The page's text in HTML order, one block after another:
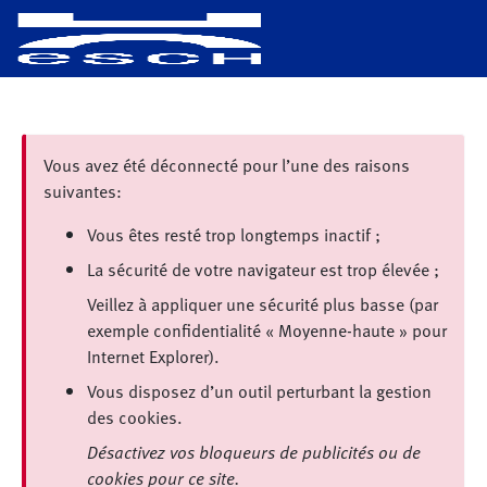
Vous avez été déconnecté pour l’une des raisons
suivantes:
Vous êtes resté trop longtemps inactif ;
La sécurité de votre navigateur est trop élevée ;
Veillez à appliquer une sécurité plus basse (par
exemple confidentialité « Moyenne-haute » pour
Internet Explorer).
Vous disposez d’un outil perturbant la gestion
des cookies.
Désactivez vos bloqueurs de publicités ou de
cookies pour ce site.